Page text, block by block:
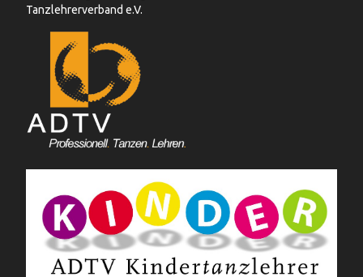
Tanzlehrerverband e.V.